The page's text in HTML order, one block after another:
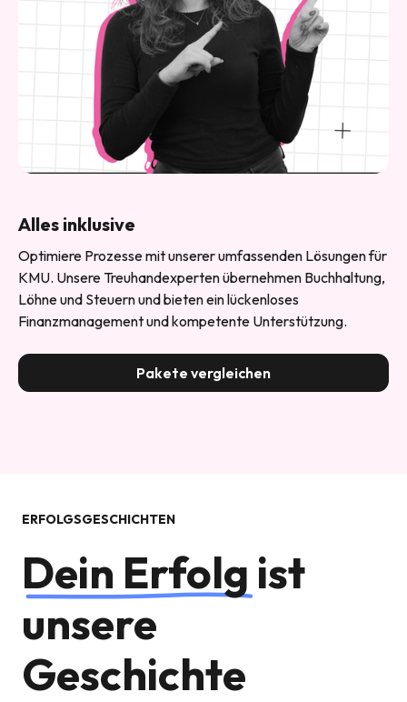
Alles inklusive
Optimiere Prozesse mit unserer umfassenden Lösungen für
KMU. Unsere Treuhandexperten übernehmen Buchhaltung,
Löhne und Steuern und bieten ein lückenloses
Finanzmanagement und kompetente Unterstützung.
Pakete vergleichen
ERFOLGSGESCHICHTEN
Dein Erfolg ist
unsere
Geschichte